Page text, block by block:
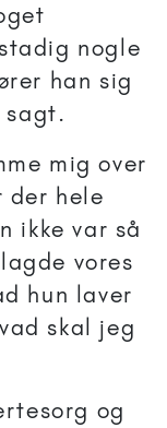
nogle
han sig
sagt.
mig over
der hele
ikke var så
vores
hun laver
skal jeg
og